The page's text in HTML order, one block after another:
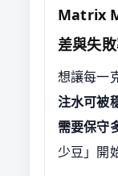
Matrix
差與失
想讓每一
注水可被
需要保守
少豆」開